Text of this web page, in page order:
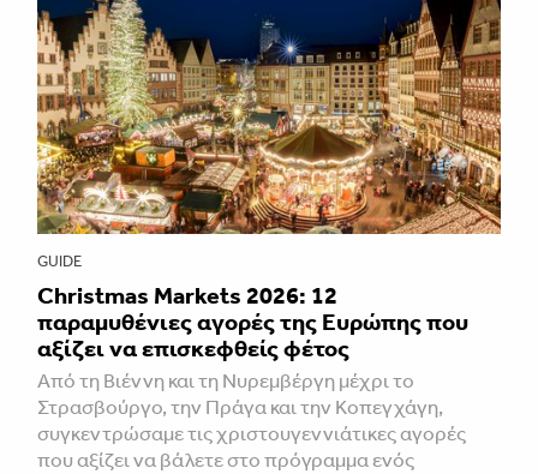
GUIDE
Christmas Markets 2026: 12
παραμυθένιες αγορές της Ευρώπης που
αξίζει να επισκεφθείς φέτος
Από τη Βιέννη και τη Νυρεμβέργη μέχρι το
Στρασβούργο, την Πράγα και την Κοπεγχάγη,
συγκεντρώσαμε τις χριστουγεννιάτικες αγορές
που αξίζει να βάλετε στο πρόγραμμα ενός